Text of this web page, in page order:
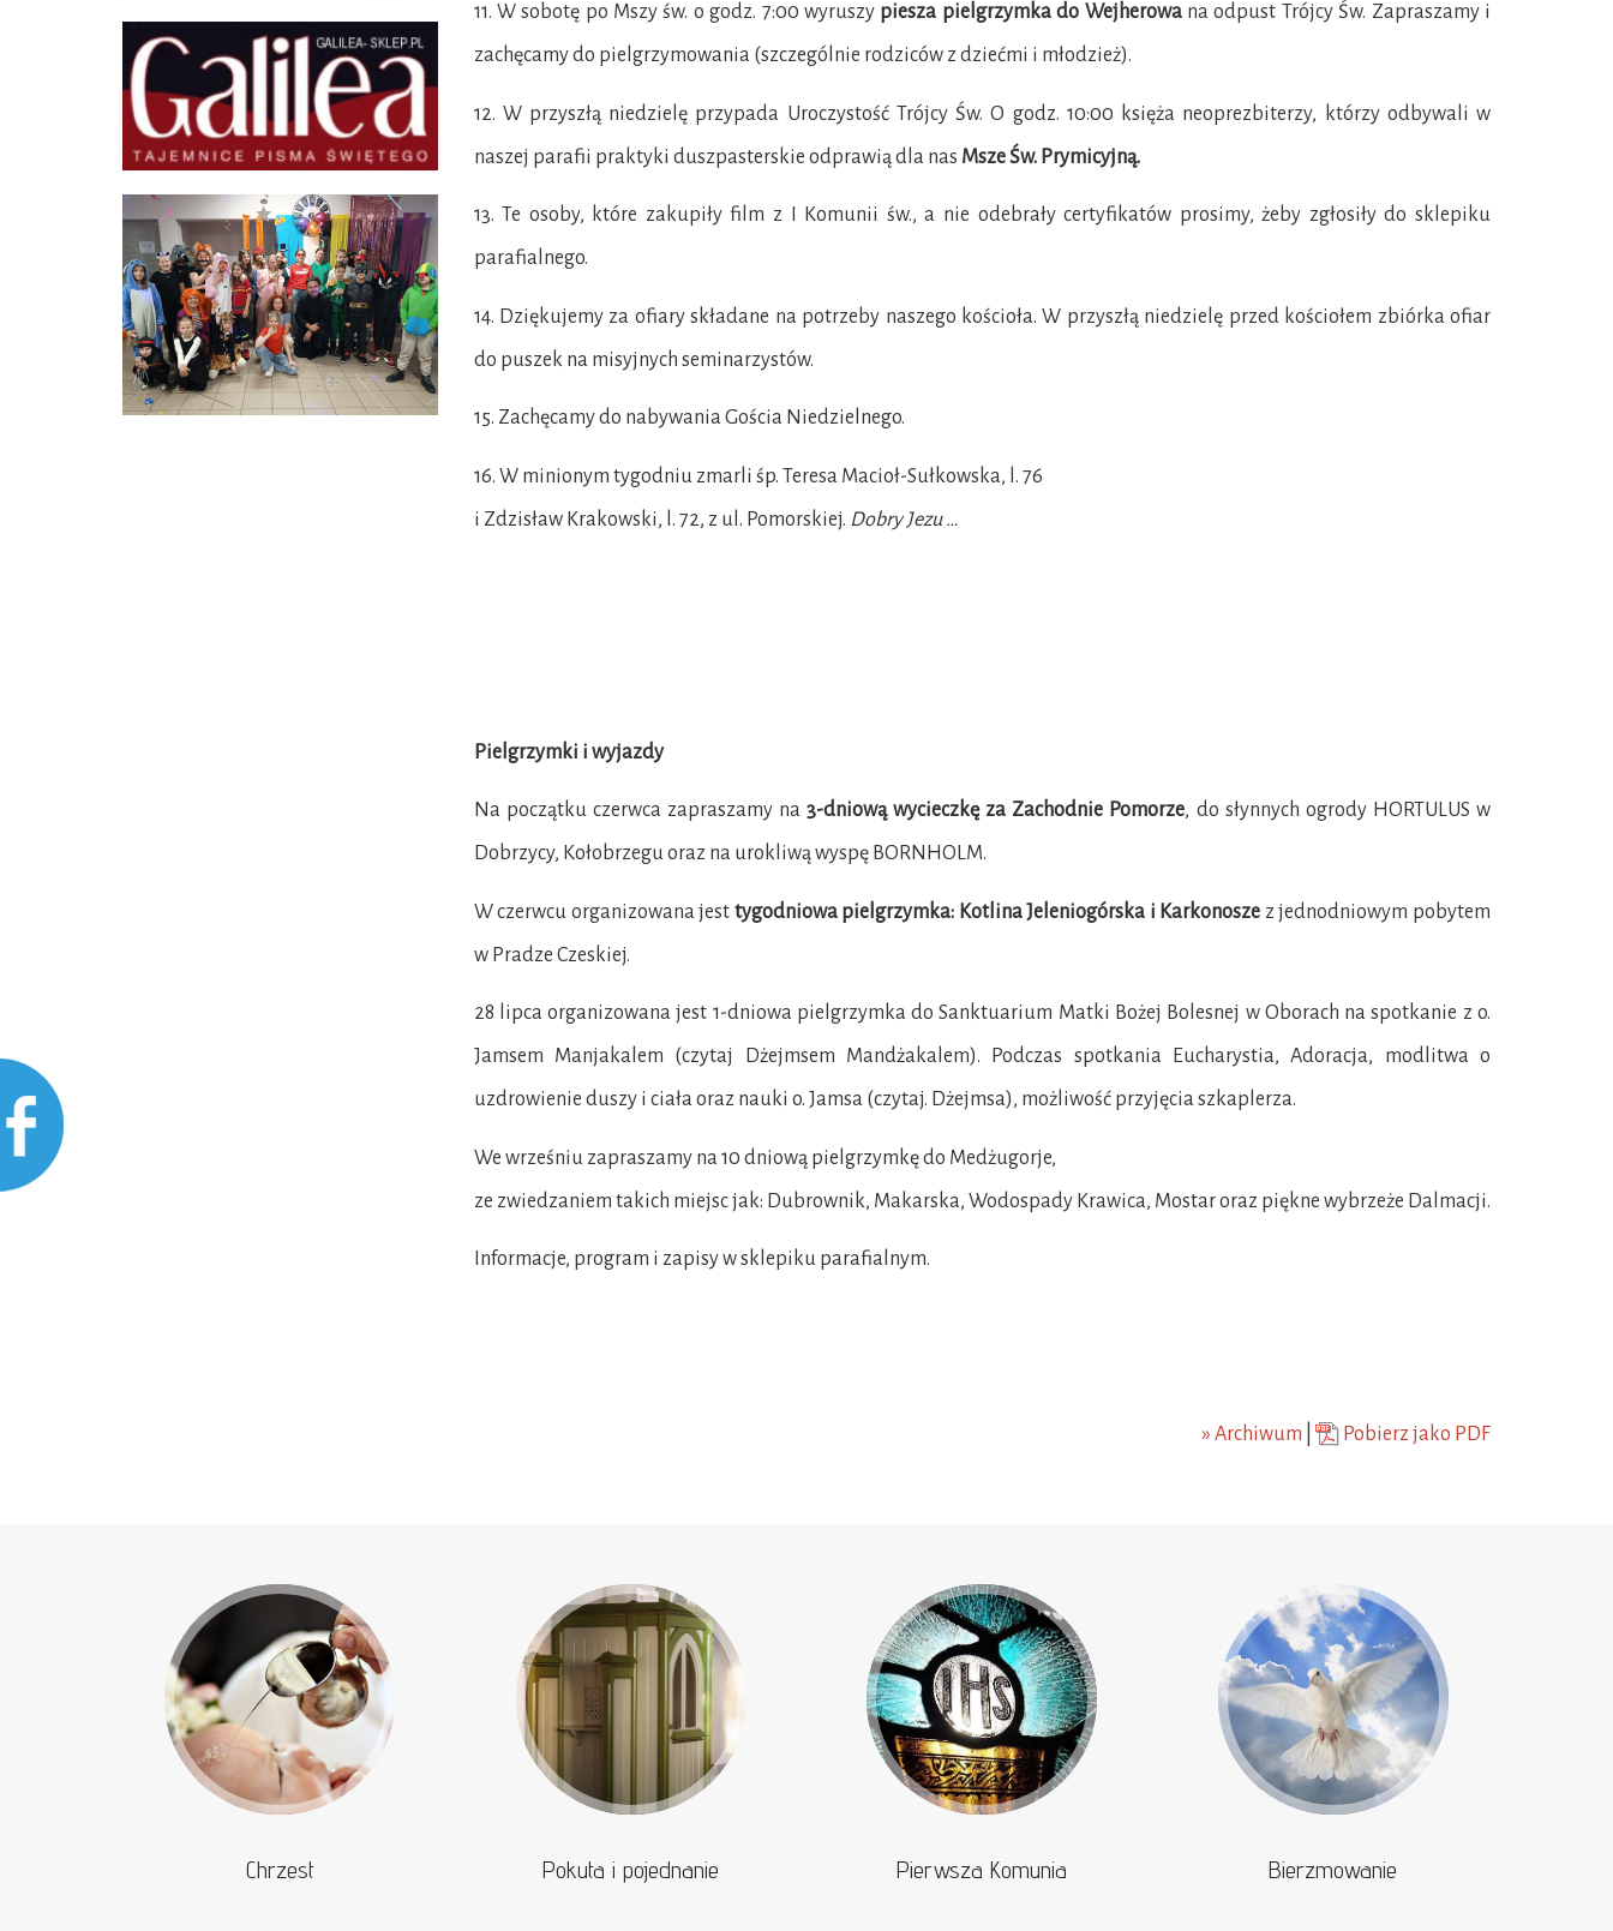
11. W sobotę po Mszy św. o godz. 7:00 wyruszy piesza pielgrzymka do Wejherowana odpust Trójcy Św. Zapraszamy i
zachęcamy do pielgrzymowania (szczególnie rodziców z dziećmi i młodzież).
12. W przyszłą niedzielę przypada Uroczystość Trójcy Św. O godz. 10:00 księża neoprezbiterzy, którzy odbywali w
naszej parafii praktyki duszpasterskie odprawią dla nas Msze Św. Prymicyjną.
13. Te osoby, które zakupiły film z I Komunii św., a nie odebrały certyfikatów prosimy, żeby zgłosiły do sklepiku
parafialnego.
14. Dziękujemy za ofiary składane na potrzeby naszego kościoła. W przyszłą niedzielę przed kościołem zbiórka ofiar
do puszek na misyjnych seminarzystów.
15. Zachęcamy do nabywania Gościa Niedzielnego.
16. W minionym tygodniu zmarli śp. Teresa Macioł-Sułkowska, l. 76
i Zdzisław Krakowski, l. 72, z ul. Pomorskiej. Dobry Jezu …
Pielgrzymki i wyjazdy
Na początku czerwca zapraszamy na3-dniową wycieczkę za Zachodnie Pomorze, do słynnych ogrody HORTULUS w
Dobrzycy, Kołobrzegu oraz na urokliwą wyspę BORNHOLM.
W czerwcu organizowana jest tygodniowa pielgrzymka: Kotlina Jeleniogórska i Karkonosze z jednodniowym pobytem
w Pradze Czeskiej.
28 lipca organizowana jest 1-dniowa pielgrzymka do Sanktuarium Matki Bożej Bolesnej w Oborach na spotkanie z o.
Jamsem Manjakalem (czytaj Dżejmsem Mandżakalem). Podczas spotkania Eucharystia, Adoracja, modlitwa o
uzdrowienie duszy i ciała oraz nauki o. Jamsa (czytaj. Dżejmsa), możliwość przyjęcia szkaplerza.
We wrześniu zapraszamy na 10 dniową pielgrzymkę do Medżugorje,
ze zwiedzaniem takich miejsc jak: Dubrownik, Makarska, Wodospady Krawica, Mostar oraz piękne wybrzeże Dalmacji.
Informacje, program i zapisy w sklepiku parafialnym.
» Archiwum Pobierz jako PDF
Chrzest Pokuta i pojednanie Pierwsza Komunia Bierzmowanie